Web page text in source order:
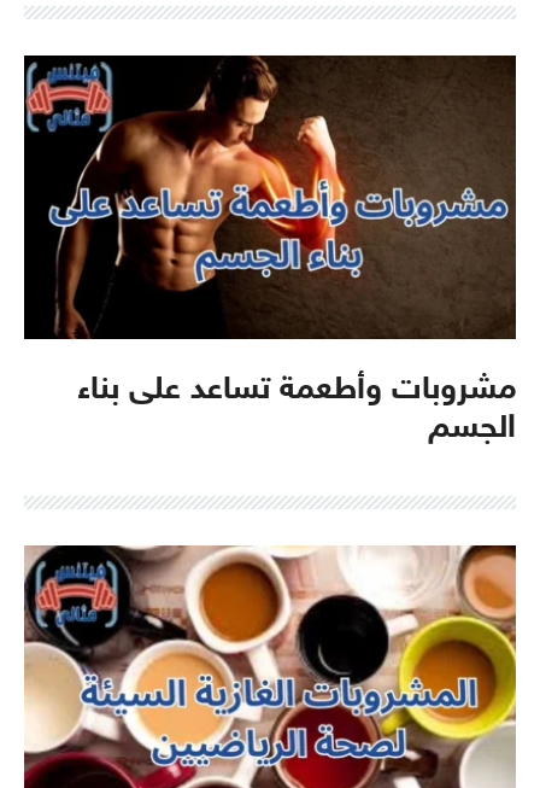
مشروبات وأطعمة تساعد على بناء
الجسم